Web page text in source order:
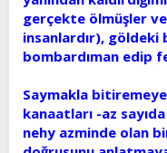
gerçekte ölmüşler
insanlardır), göldeki
bombardıman edip
Saymakla
kanaatları -az
nehy azminde olan